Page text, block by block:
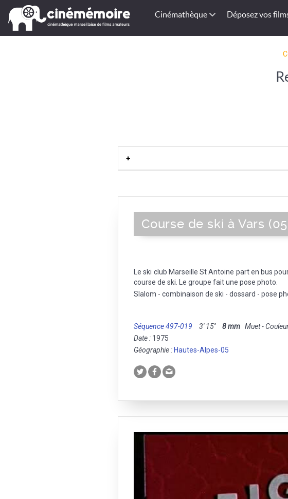
Cinémathèque Déposez vos
Course de ski à Vars
Le ski club Marseille St Antoine part en bus
course de ski. Le groupe fait une pose photo.
Slalom - combinaison de ski - dossard - pose
Séquence 497-019 3' 15'' 8 mm Muet -
Date : 1975
Géographie : Hautes-Alpes-05